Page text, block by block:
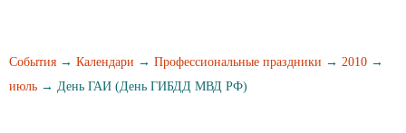
События → Календари → Профессиональные праздники → 2010 →
июль → День ГАИ (День ГИБДД МВД РФ)